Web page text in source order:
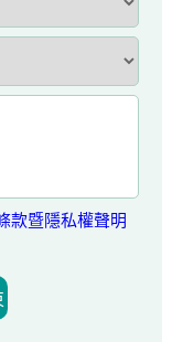
款暨隱私權聲明